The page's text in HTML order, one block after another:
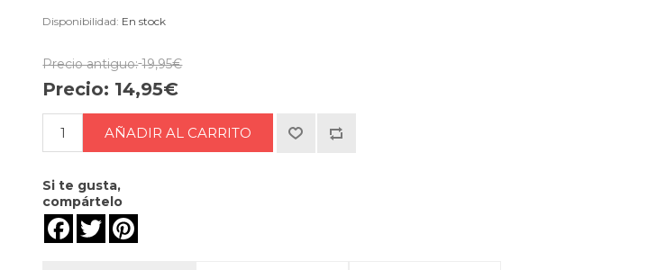
Disponibilidad: En stock
Precio antiguo: 19,95€
Precio: 14,95€
Si te gusta,
compártelo
FacebookTwitter